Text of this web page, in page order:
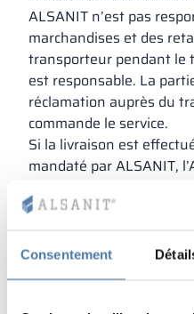
Consentement
ALSANIT n’est pas
marchandises et des
transporteur pendant le
est responsable. La
réclamation auprès du
commande le service.
Si la livraison est
mandaté par ALSANIT,
procéder à une
qualitative auprès du
d’établir un rapport
auprès du transporteur.